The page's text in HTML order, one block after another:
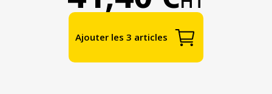
Ajouter les 3 articles